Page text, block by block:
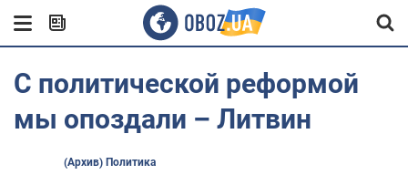
С политической реформой
мы опоздали – Литвин
(Архив) Политика